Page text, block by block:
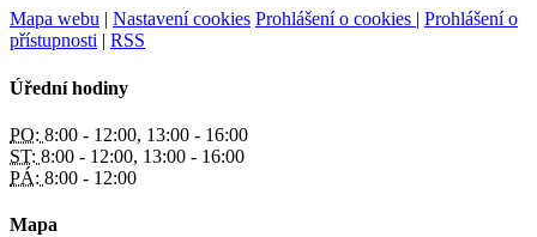
Mapa webu | Nastavení cookies Prohlášení o cookies | Prohlášení o
přístupnosti | RSS
Úřední hodiny
PO: 8:00 - 12:00, 13:00 - 16:00
ST: 8:00 - 12:00, 13:00 - 16:00
PÁ: 8:00 - 12:00
Mapa